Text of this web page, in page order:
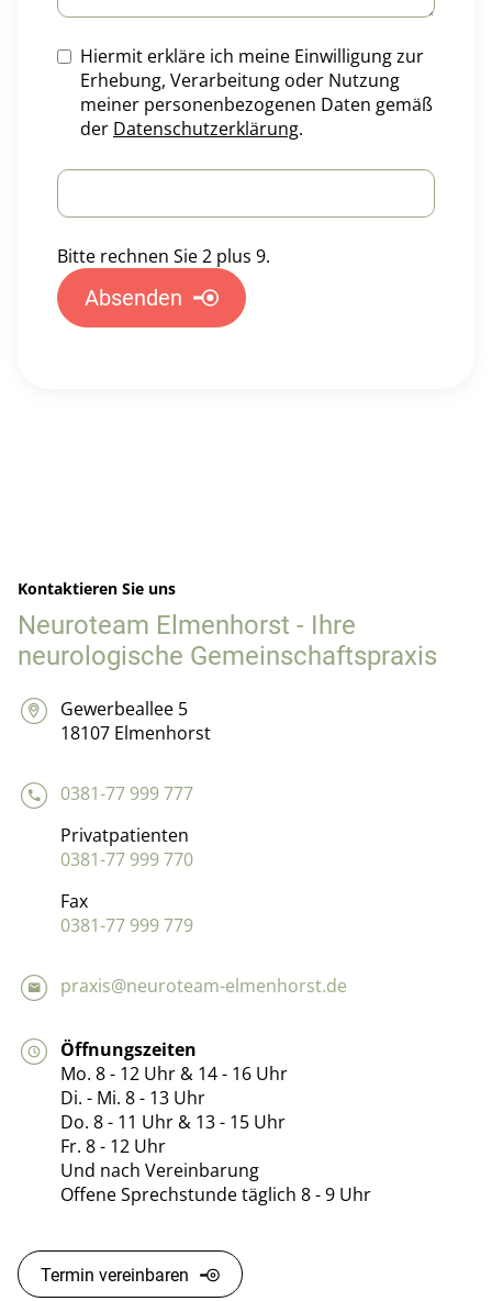
Hiermit erkläre ich meine Einwilligung zur
Erhebung, Verarbeitung oder Nutzung
meiner personenbezogenen Daten gemäß
der Datenschutzerklärung.
Bitte rechnen Sie 2 plus 9.
Absenden
Neuroteam Elmenhorst - Ihre
neurologische Gemeinschaftspraxis
Kontaktieren Sie uns
Gewerbeallee 5
18107 Elmenhorst
0381-77 999 777
Privatpatienten
0381-77 999 770
Fax
0381-77 999 779
praxis@neuroteam-elmenhorst.de
Öffnungszeiten
Mo. 8 - 12 Uhr & 14 - 16 Uhr
Di. - Mi. 8 - 13 Uhr
Do. 8 - 11 Uhr & 13 - 15 Uhr
Fr. 8 - 12 Uhr
Und nach Vereinbarung
Offene Sprechstunde täglich 8 - 9 Uhr
Termin vereinbaren